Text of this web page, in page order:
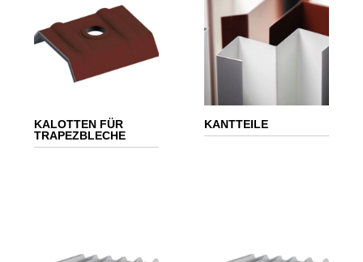
KALOTTEN FÜR
TRAPEZBLECHE
KANTTEILE